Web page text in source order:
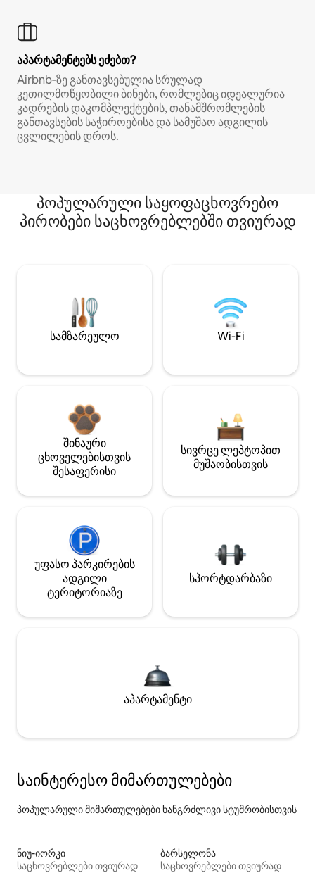
აპარტამენტებს ეძებთ?
Airbnb‑ზე განთავსებულია სრულად
კეთილმოწყობილი ბინები, რომლებიც იდეალურია
კადრების დაკომპლექტების, თანამშრომლების
განთავსების საჭიროებისა და სამუშაო ადგილის
ცვლილების დროს.
პოპულარული საყოფაცხოვრებო
პირობები საცხოვრებლებში თვიურად
სამზარეულო Wi-Fi
შინაური
ცხოველებისთვის
შესაფერისი
სივრცე ლეპტოპით
მუშაობისთვის
უფასო პარკირების
ადგილი
ტერიტორიაზე
სპორტდარბაზი
აპარტამენტი
საინტერესო მიმართულებები
პოპულარული მიმართულებები ხანგრძლივი სტუმრობისთვის
ნიუ-იორკი
საცხოვრებლები თვიურად
ბარსელონა
საცხოვრებლები თვიურად